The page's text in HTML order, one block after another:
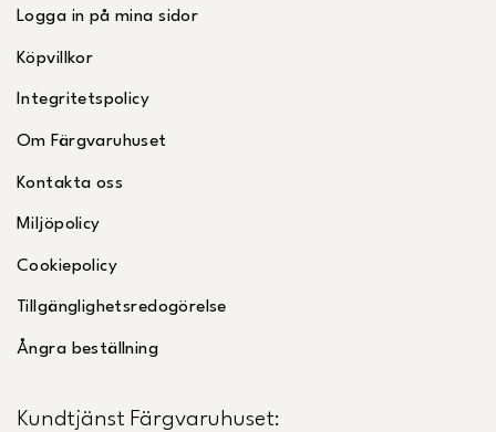
Logga in på mina sidor
Köpvillkor
Integritetspolicy
Om Färgvaruhuset
Kontakta oss
Miljöpolicy
Cookiepolicy
Tillgänglighetsredogörelse
Ångra beställning
Kundtjänst Färgvaruhuset: